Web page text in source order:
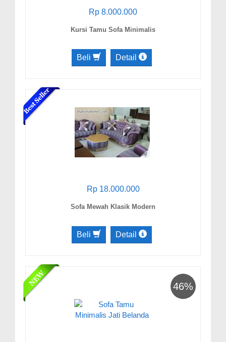
Rp 8.000.000
Kursi Tamu Sofa Minimalis
Beli Detail
Rp 18.000.000
Sofa Mewah Klasik Modern
Beli Detail
46%